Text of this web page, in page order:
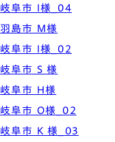
岐阜市 I様_04
羽島市 M様
岐阜市 I様_02
岐阜市 S 様
岐阜市 H様
岐阜市 O様_02
岐阜市 K 様_03